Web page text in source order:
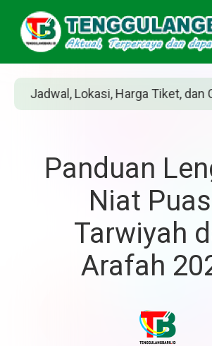
dan Cara Belinya
Panduan
Niat
Tarwiyah
Arafah